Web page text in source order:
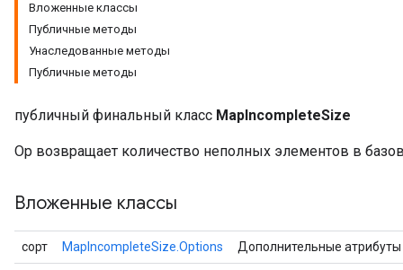
Вложенные классы
Публичные методы
Унаследованные методы
Публичные методы
публичный финальный класс MapIncompleteSize
Op возвращает количество неполных элементов в
Вложенные классы
сорт MapIncompleteSize.Options Дополнительные